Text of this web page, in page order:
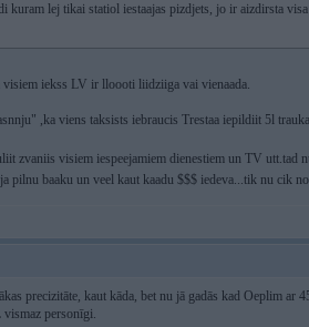
kuram lej tikai statiol iestaajas pizdjets, jo ir aizdirsta
visiem iekss LV ir lloooti liidziiga vai vienaada.
,ka viens taksists iebraucis Trestaa iepildiit 5l
zvaniis visiem iespeejamiem dienestiem un TV utt.tad
pilnu baaku un veel kaut kaadu $$$ iedeva...tik nu cik
precizitāte, kaut kāda, bet nu jā gadās kad Oeplim ar
vismaz personīgi.